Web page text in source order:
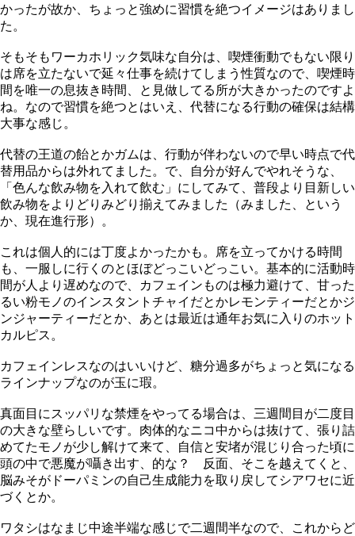
かったが故か、ちょっと強めに習慣を絶つイメージはありまし
た。
そもそもワーカホリック気味な自分は、喫煙衝動でもない限り
は席を立たないで延々仕事を続けてしまう性質なので、喫煙時
間を唯一の息抜き時間、と見做してる所が大きかったのですよ
ね。なので習慣を絶つとはいえ、代替になる行動の確保は結構
大事な感じ。
代替の王道の飴とかガムは、行動が伴わないので早い時点で代
替用品からは外れてました。で、自分が好んでやれそうな、
「色んな飲み物を入れて飲む」にしてみて、普段より目新しい
飲み物をよりどりみどり揃えてみました（みました、という
か、現在進行形）。
これは個人的には丁度よかったかも。席を立ってかける時間
も、一服しに行くのとほぼどっこいどっこい。基本的に活動時
間が人より遅めなので、カフェインものは極力避けて、甘った
るい粉モノのインスタントチャイだとかレモンティーだとかジ
ンジャーティーだとか、あとは最近は通年お気に入りのホット
カルピス。
カフェインレスなのはいいけど、糖分過多がちょっと気になる
ラインナップなのが玉に瑕。
真面目にスッパリな禁煙をやってる場合は、三週間目が二度目
の大きな壁らしいです。肉体的なニコ中からは抜けて、張り詰
めてたモノが少し解けて来て、自信と安堵が混じり合った頃に
頭の中で悪魔が囁き出す、的な？ 反面、そこを越えてくと、
脳みそがドーパミンの自己生成能力を取り戻してシアワセに近
づくとか。
ワタシはなまじ中途半端な感じで二週間半なので、これからど